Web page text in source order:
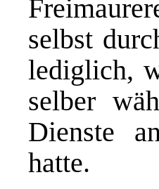
selbst
lediglich,
selber
Dienste
hatte.